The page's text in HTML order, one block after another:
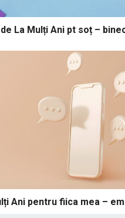
La Mulți Ani pt soț –
Ani pentru fiica mea –